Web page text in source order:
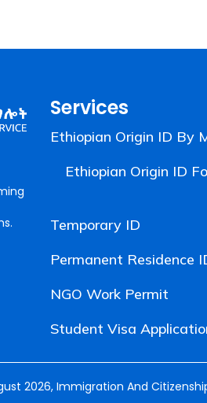
Services
Ethiopian Origin ID By
Ethiopian Origin ID
Temporary ID
Permanent Residence
NGO Work Permit
Student Visa
2026, Immigration And